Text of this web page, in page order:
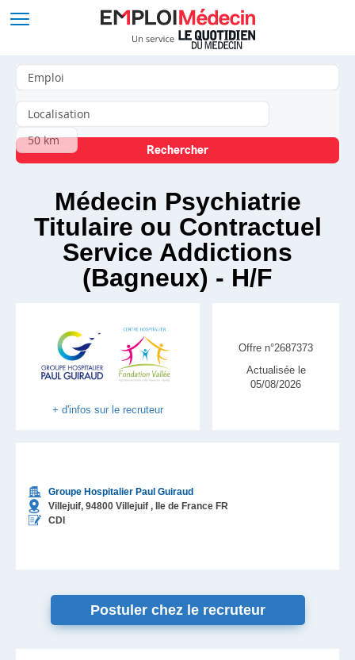
Médecin Psychiatrie
Titulaire ou Contractuel
Service Addictions
(Bagneux) - H/F
+ d'infos sur le recruteur
Groupe Hospitalier Paul Guiraud
Villejuif, 94800 Villejuif , Ile de France FR
CDI
Offre n°2687373
Actualisée le
05/08/2026
Postuler chez le recruteur